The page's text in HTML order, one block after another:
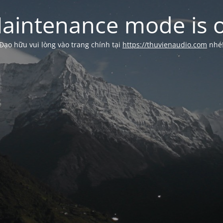
mode is
hữu vui lòng vào trang chính tại https://thuvienaudio.com